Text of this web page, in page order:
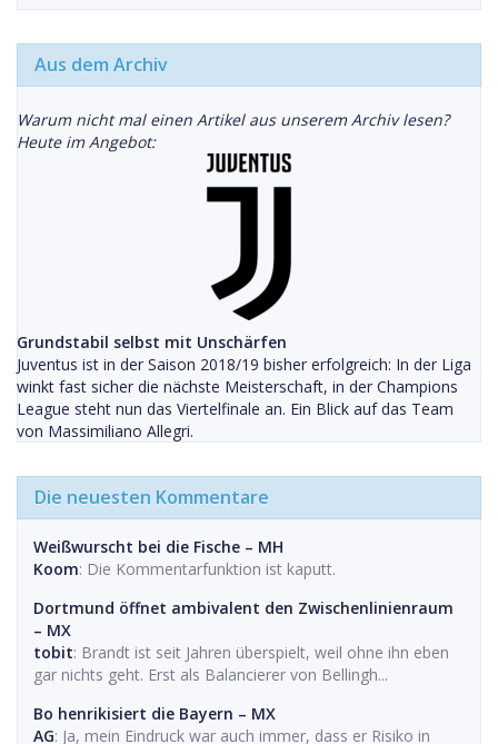
Aus dem Archiv
Warum nicht mal einen Artikel aus unserem Archiv lesen?
Heute im Angebot:
Grundstabil selbst mit Unschärfen
Juventus ist in der Saison 2018/19 bisher erfolgreich: In der Liga
winkt fast sicher die nächste Meisterschaft, in der Champions
League steht nun das Viertelfinale an. Ein Blick auf das Team
von Massimiliano Allegri.
Die neuesten Kommentare
Weißwurscht bei die Fische – MH
Koom: Die Kommentarfunktion ist kaputt.
Dortmund öffnet ambivalent den Zwischenlinienraum
– MX
tobit: Brandt ist seit Jahren überspielt, weil ohne ihn eben
gar nichts geht. Erst als Balancierer von Bellingh...
Bo henrikisiert die Bayern – MX
AG: Ja, mein Eindruck war auch immer, dass er Risiko in